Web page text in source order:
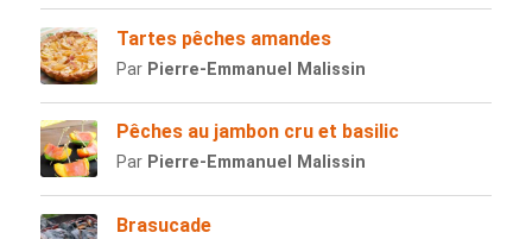
Tartes pêches amandes
Par Pierre-Emmanuel Malissin
Pêches au jambon cru et basilic
Par Pierre-Emmanuel Malissin
Brasucade